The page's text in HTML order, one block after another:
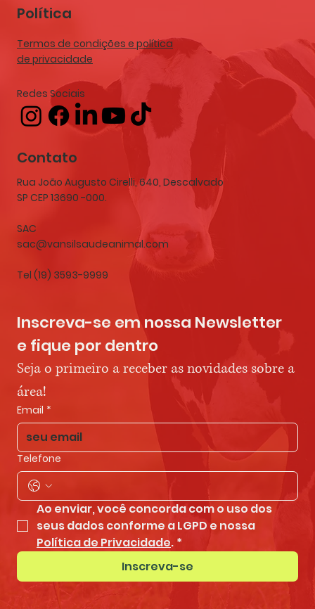
Política
Termos de condições e política
de privacidade
Redes Sociais
Contato
Rua João Augusto Cirelli, 640, Descalvado
SP CEP 13690 -000.
SAC
sac@vansilsaudeanimal.com
Tel (19) 3593-9999
Inscreva-se em nossa Newsletter
e fique por dentro
Seja o primeiro a receber as novidades sobre a
área!
Email *
Telefone
Ao enviar, você concorda com o uso dos
Política de Privacidade. *
Inscreva-se